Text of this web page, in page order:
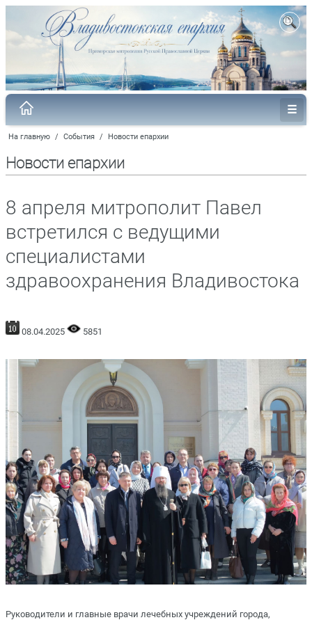
На главную / События / Новости епархии
Новости епархии
8 апреля митрополит Павел
встретился с ведущими
специалистами
здравоохранения Владивостока
08.04.2025 5851
Руководители и главные врачи лечебных учреждений города,